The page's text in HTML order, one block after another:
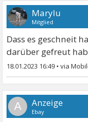
Marylu
Mitglied
Dass es geschneit
darüber gefreut
18.01.2023 16:49 •
A